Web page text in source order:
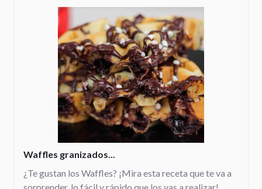
Waffles granizados...
¿Te gustan los Waffles? ¡Mira esta receta que te va a